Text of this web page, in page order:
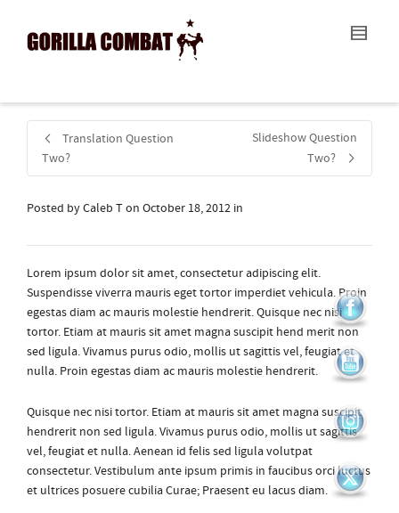
I'm looking for product
Show me the
Super Search
Translation Question
Two?
Slideshow Question
Two?
Posted byCaleb Ton October 18, 2012 in
Lorem ipsum dolor sit amet, consectetur adipiscing elit.
Suspendisse viverra mauris eget tortor imperdiet vehicula. Proin
egestas diam ac mauris molestie hendrerit. Quisque nec nisi
tortor. Etiam at mauris sit amet magna suscipit hend merit non
sed ligula. Vivamus purus odio, mollis ut sagittis vel, feugiat et
nulla. Proin egestas diam ac mauris molestie hendrerit.
Quisque nec nisi tortor. Etiam at mauris sit amet magna suscipit
hendrerit non sed ligula. Vivamus purus odio, mollis ut sagittis
vel, feugiat et nulla. Aenean id felis sed ligula volutpat
consectetur. Vestibulum ante ipsum primis in faucibus orci luctus
et ultrices posuere cubilia Curae; Praesent eu lacus diam.